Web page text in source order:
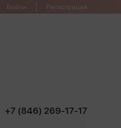
Войти Регистрация
+7 (846) 269-17-17